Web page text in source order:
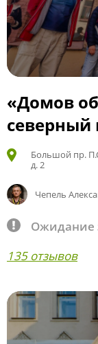
«Домов
северный
Большой пр.
д. 2
Чепель
Ожидание
135 отзывов